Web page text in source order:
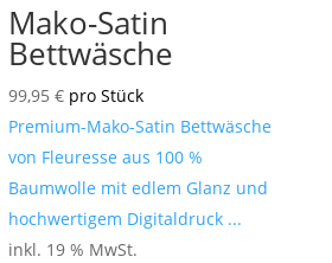
Mako-Satin
Bettwäsche
99,95€ pro Stück
Premium-Mako-Satin Bettwäsche
von Fleuresse aus 100 %
Baumwolle mit edlem Glanz und
hochwertigem Digitaldruck ...
inkl. 19 % MwSt.